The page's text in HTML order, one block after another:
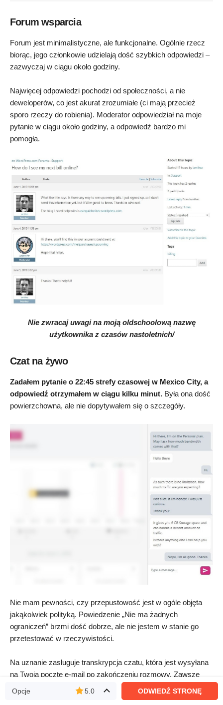
Forum wsparcia
Forum jest minimalistyczne, ale funkcjonalne. Ogólnie rzecz
biorąc, jego członkowie udzielają dość szybkich odpowiedzi –
zazwyczaj w ciągu około godziny.
Najwięcej odpowiedzi pochodzi od społeczności, a nie
deweloperów, co jest akurat zrozumiałe (ci mają przecież
sporo rzeczy do robienia). Moderator odpowiedział na moje
pytanie w ciągu około godziny, a odpowiedź bardzo mi
pomogła.
Nie zwracaj uwagi na moją oldschoolową nazwę
użytkownika z czasów nastoletnich/
Czat na żywo
Zadałem pytanie o 22:45 strefy czasowej w Mexico City, a
odpowiedź otrzymałem w ciągu kilku minut. Była ona dość
powierzchowna, ale nie dopytywałem się o szczegóły.
Nie mam pewności, czy przepustowość jest w ogóle objęta
jakąkolwiek polityką. Powiedzenie „Nie ma żadnych
ograniczeń” brzmi dość dobrze, ale nie jestem w stanie go
przetestować w rzeczywistości.
Na uznanie zasługuje transkrypcja czatu, która jest wysyłana
na Twoją pocztę e-mail po zakończeniu rozmowy. Zawsze
dobrze jest mieć wszystko na piśmie.
Opcje 5.0 ODWIEDŹ STRONĘ